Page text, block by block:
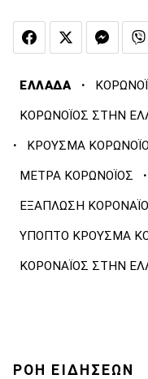
ΕΛΛΑΔΑ ·
ΚΟΡΩΝΟΪΟΣ ΣΤΗΝ
· ΚΡΟΥΣΜΑ
ΜΕΤΡΑ ΚΟΡΩΝΟΪΟΣ ·
ΕΞΑΠΛΩΣΗ
ΥΠΟΠΤΟ ΚΡΟΥΣΜΑ
ΚΟΡΟΝΑΪΟΣ ΣΤΗΝ
ΡΟΗ ΕΙΔΗΣΕΩΝ